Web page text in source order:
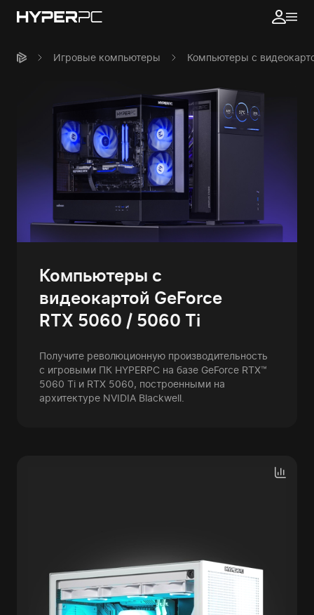
Игровые компьютеры Компьютеры с
Компьютеры с
видеокартой GeForce
RTX 5060 / 5060 Ti
Получите революционную производительность
с игровыми ПК HYPERPC на базе GeForce RTX™
5060 Ti и RTX 5060, построенными на
архитектуре NVIDIA Blackwell.